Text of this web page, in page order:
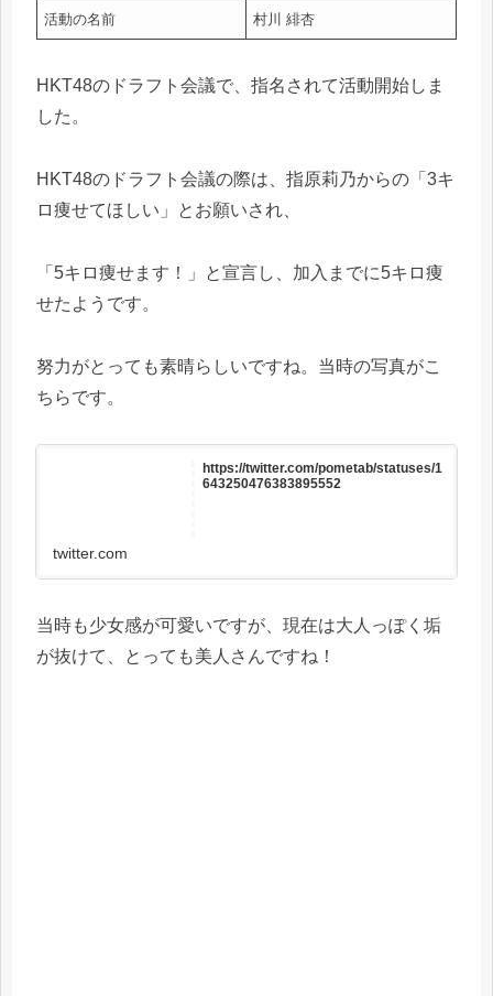
活動の名前 村川 緋杏
HKT48のドラフト会議で、指名されて活動開始しま
した。
HKT48のドラフト会議の際は、指原莉乃からの「3キ
ロ痩せてほしい」とお願いされ、
「5キロ痩せます！」と宣言し、加入までに5キロ痩
せたようです。
努力がとっても素晴らしいですね。当時の写真がこ
ちらです。
https://twitter.com/pometab/statuses/1
643250476383895552
twitter.com
当時も少女感が可愛いですが、現在は大人っぽく垢
が抜けて、とっても美人さんですね！